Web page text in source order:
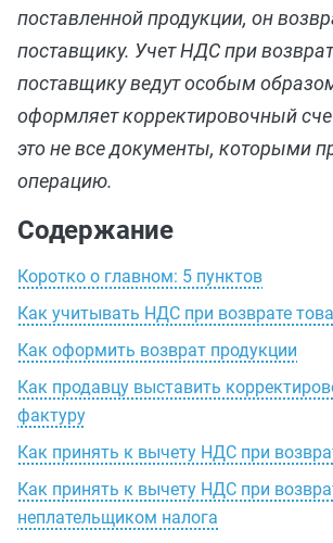
поставленной продукции, он
поставщику. Учет НДС при
поставщику ведут особым
оформляет корректировочный
это не все документы, которыми
операцию.
Содержание
Коротко о главном: 5 пунктов
Как учитывать НДС при возврате
Как оформить возврат продукции
Как продавцу выставить
фактуру
Как принять к вычету НДС при
Как принять к вычету НДС при
неплательщиком налога